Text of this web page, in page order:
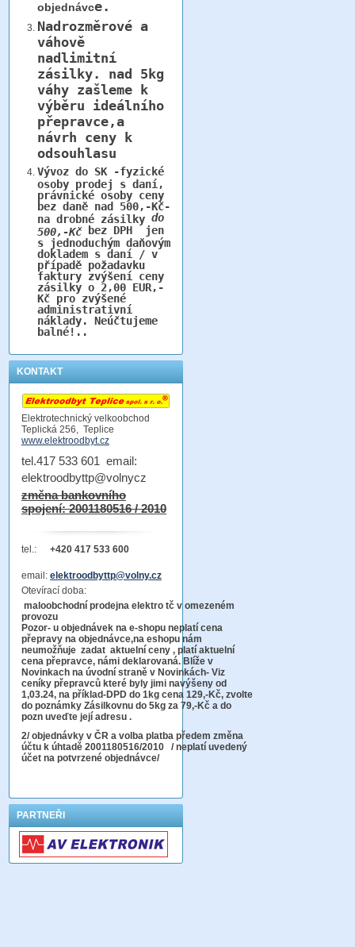
objednávce.
Nadrozměrové a
váhově
nadlimitní
zásilky. nad 5kg
váhy zašleme k
výběru ideálního
přepravce,a
návrh ceny k
odsouhlasu
Vývoz do SK -fyzické
osoby prodej s daní,
právnické osoby ceny
bez daně nad 500,-Kč-
na drobné zásilky do
500,-Kčbez DPH jen
s jednoduchým daňovým
dokladem s daní / v
případě požadavku
faktury zvýšení ceny
zásilky o 2,00 EUR,-
Kč pro zvýšené
administrativní
náklady. Neúčtujeme
balné!..
KONTAKT
Elektrotechnický velkoobchod
Teplická 256, Teplice
www.elektroodbyt.cz
tel.417 533 601 email:
elektroodbyttp@volnycz
změna bankovního
spojení: 2001180516 / 2010
tel.: +420 417 533 600
email: elektroodbyttp@volny.cz
Otevírací doba:
maloobchodní prodejna elektro tč v omezeném
provozu
Pozor- u objednávek na e-shopu neplatí cena
přepravy na objednávce,na eshopu nám
neumožňuje zadat aktuelní ceny , platí aktuelní
cena přepravce, námi deklarovaná. Blíže v
Novinkach na úvodní straně v Novinkách- Viz
ceníky přepravců které byly jimi navýšeny od
1,03.24, na příklad-DPD do 1kg cena 129,-Kč, zvolte
do poznámky Zásilkovnu do 5kg za 79,-Kč a do
pozn uveďte její adresu .
2/ objednávky v ČR a volba platba předem změna
účtu k úhtadě 2001180516/2010 / neplatí uvedený
účet na potvrzené objednávce/
PARTNEŘI